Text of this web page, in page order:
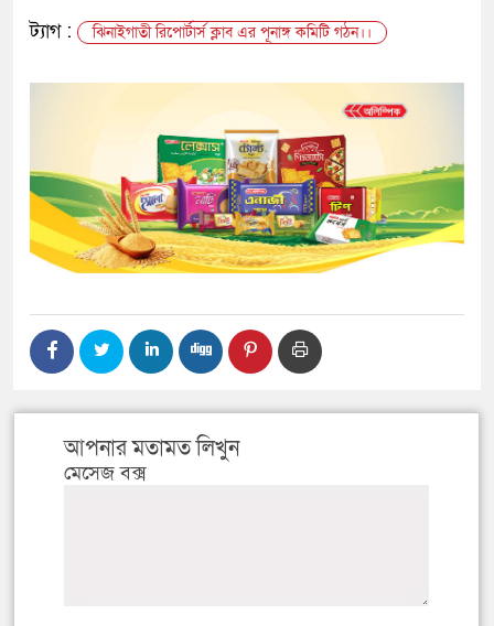
ট্যাগ :
ঝিনাইগাতী রিপোর্টার্স ক্লাব এর পূনাঙ্গ কমিটি গঠন।।
আপনার মতামত লিখুন
মেসেজ বক্স